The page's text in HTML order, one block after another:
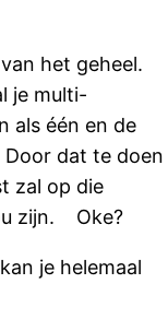
het geheel.
je multi-
als één en de
dat te doen
zal op die
zijn. Oke?
je helemaal